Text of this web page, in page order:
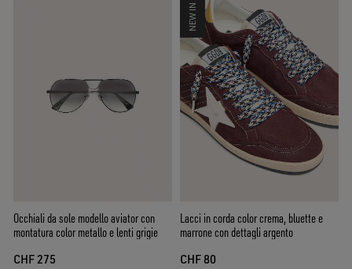
Occhiali da sole modello aviator con
montatura color metallo e lenti grigie
CHF 275
NEW IN
Lacci in corda color crema, bluette e
marrone con dettagli argento
CHF 80